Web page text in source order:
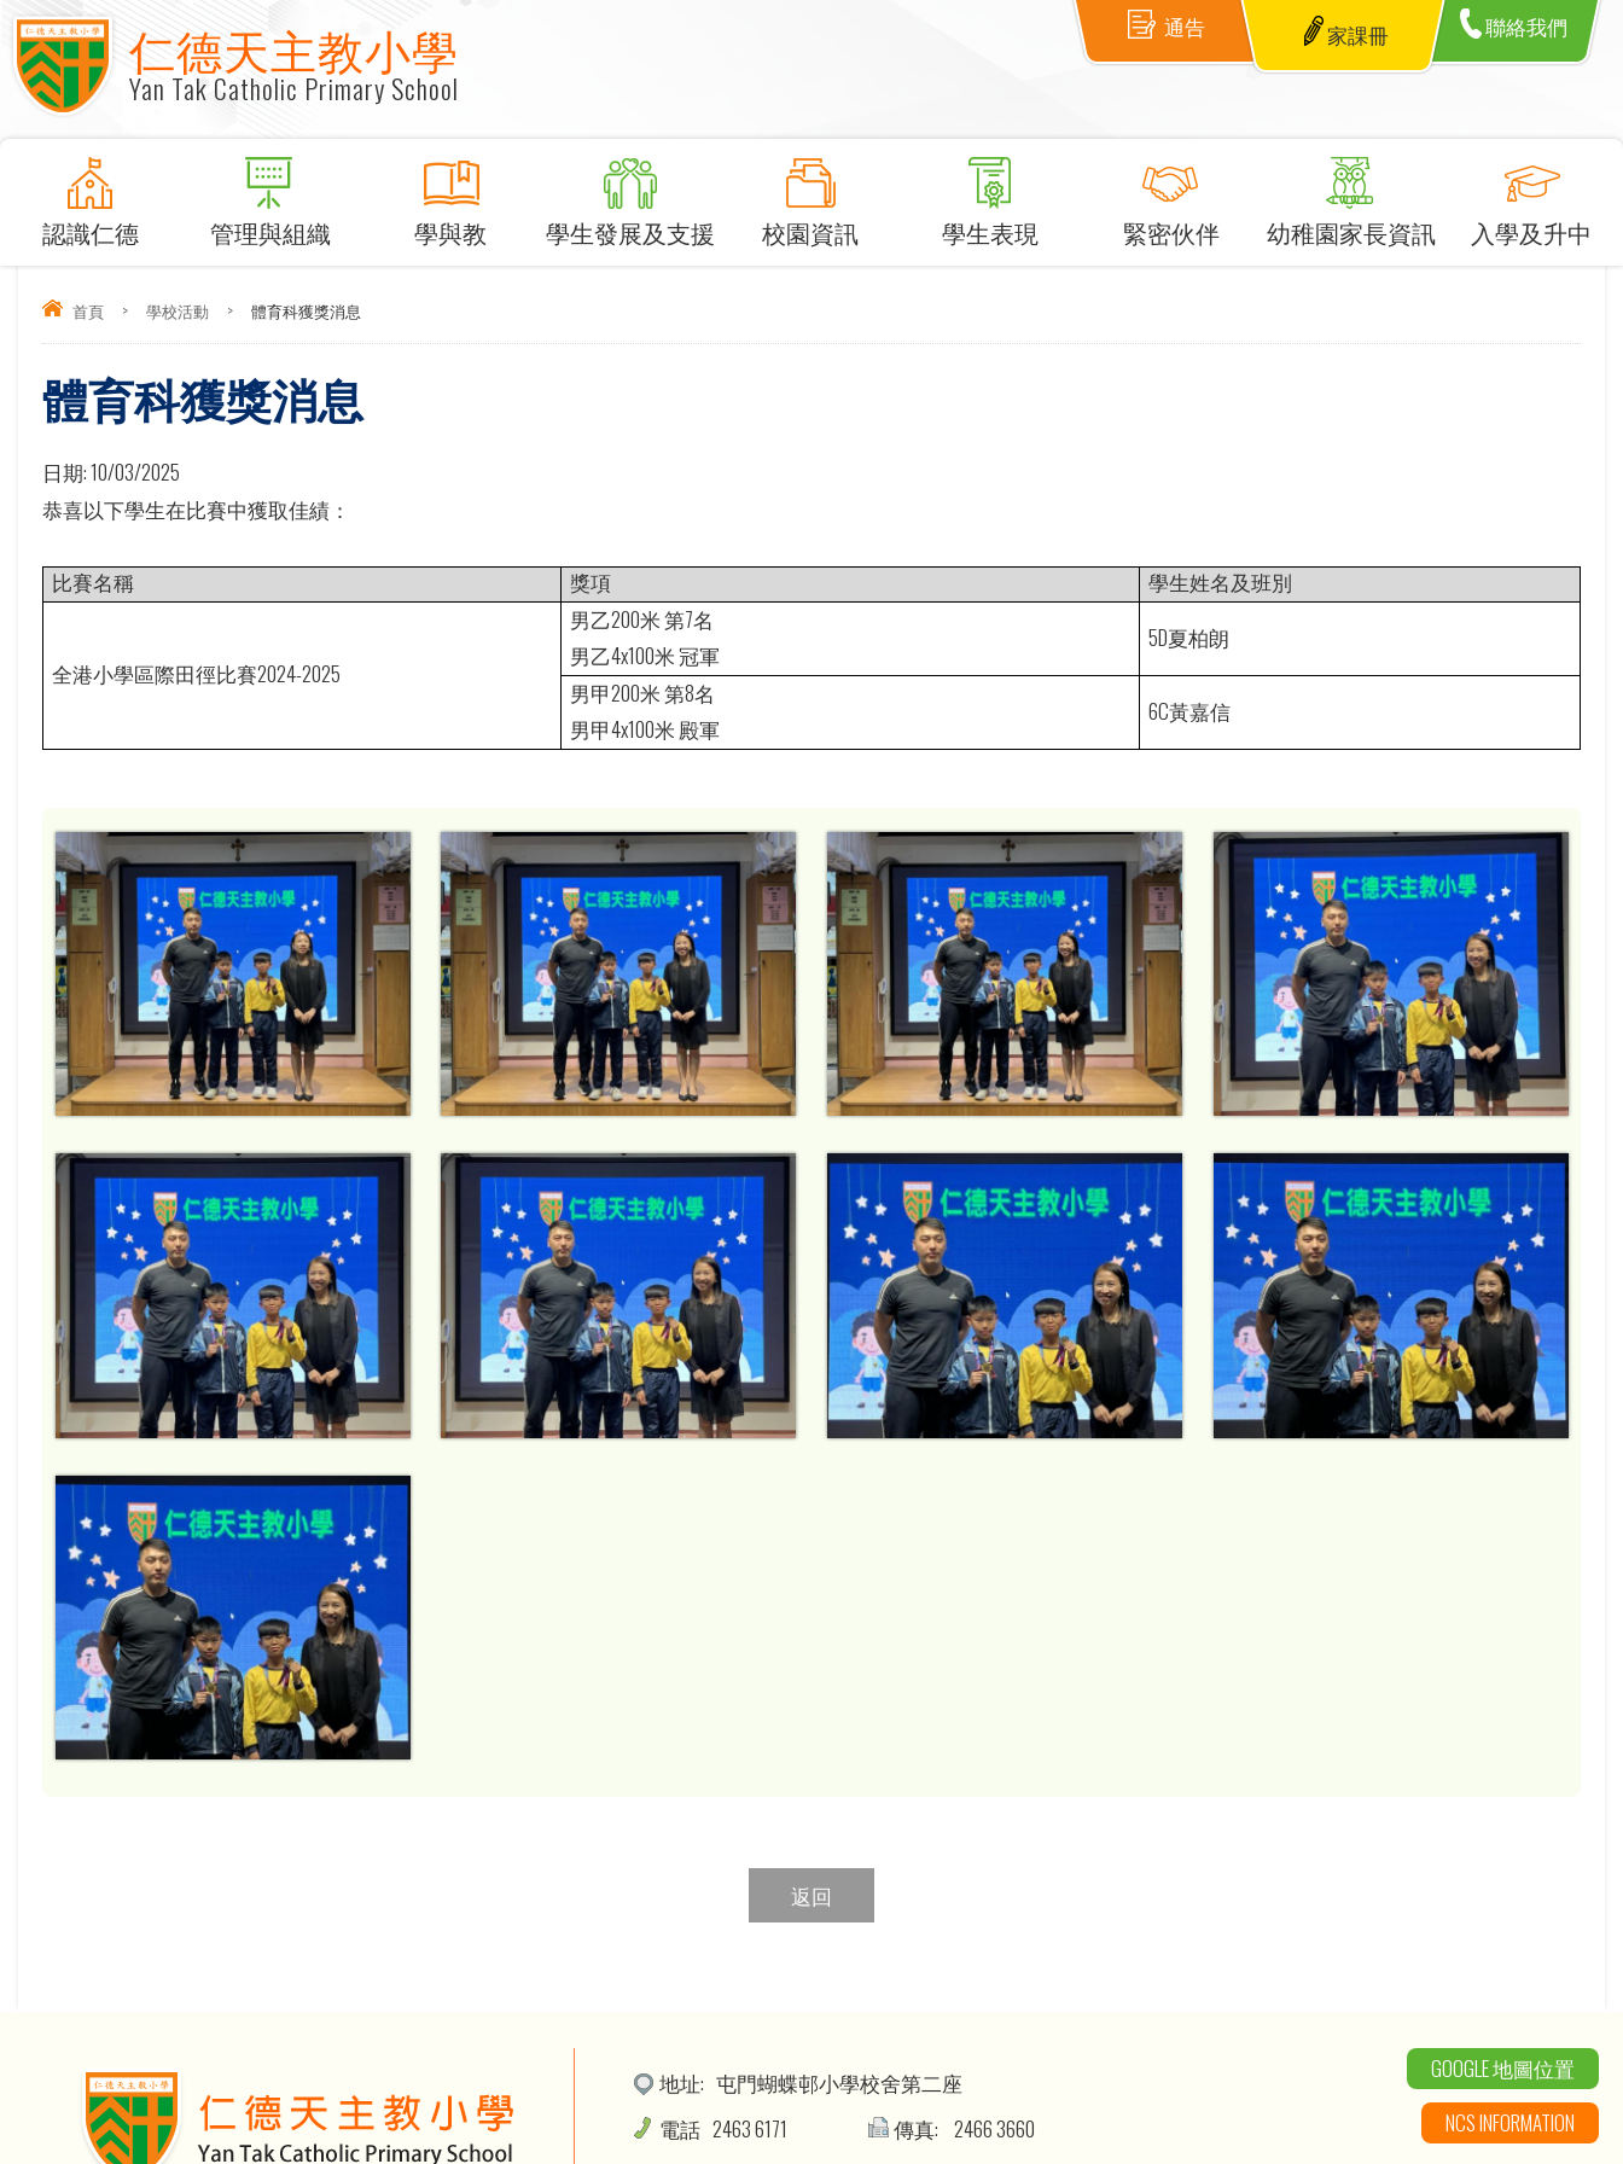
仁德天主教小學
Yan Tak Catholic Primary School
通告 家課冊 聯絡我們
認識仁德 管理與組織 學與教 學生發展及支援 校園資訊 學生表現 緊密伙伴 幼稚園家長資訊 入學及升中
首頁 > 學校活動 > 體育科獲獎消息
體育科獲獎消息
日期:10/03/2025
恭喜以下學生在比賽中獲取佳績：
比賽名稱 獎項 學生姓名及班別
全港小學區際田徑比賽2024-2025
男乙200米 第7名
男乙4x100米 冠軍
5D夏柏朗
男甲200米 第8名
男甲4x100米 殿軍
6C黃嘉信
返回
地址: 屯門蝴蝶邨小學校舍第二座
電話 2463 6171 傳真: 2466 3660
GOOGLE 地圖位置
NCS INFORMATION